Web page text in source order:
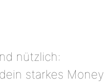
nützlich:
starkes Money